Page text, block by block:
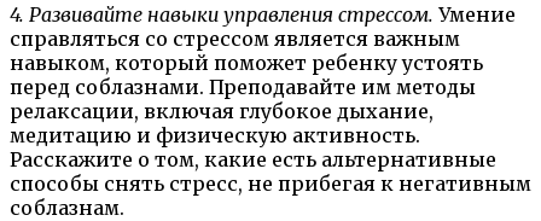
4. Развивайте навыки управления стрессом. Умение
справляться со стрессом является важным
навыком, который поможет ребенку устоять
перед соблазнами. Преподавайте им методы
релаксации, включая глубокое дыхание,
медитацию и физическую активность.
Расскажите о том, какие есть альтернативные
способы снять стресс, не прибегая к негативным
соблазнам.